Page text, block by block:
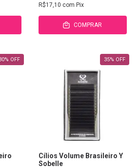
R$17,10 com Pix
COMPRAR
% OFF 35% OFF
Cílios Volume Brasileiro Y
Sobelle